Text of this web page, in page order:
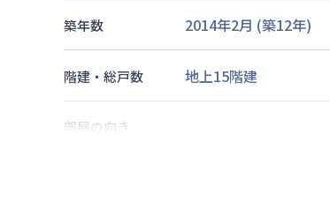
築年数 2014年2月 (築12年)
階建・総戸数 地上15階建
部屋の向き